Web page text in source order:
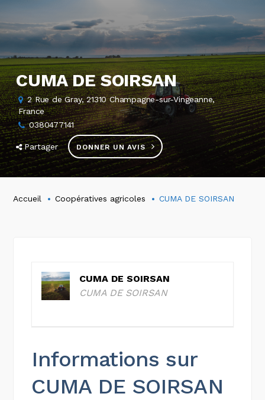
CUMA DE SOIRSAN
2 Rue de Gray, 21310 Champagne-sur-Vingeanne,
France
0380477141
Partager DONNER UN AVIS
Accueil Coopératives agricoles CUMA DE SOIRSAN
CUMA DE SOIRSAN
CUMA DE SOIRSAN
Informations sur
CUMA DE SOIRSAN